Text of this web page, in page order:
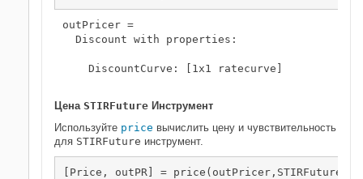
outPricer =
  Discount with properties:
    DiscountCurve: [1x1 ratecurve]
Цена STIRFuture Инструмент
Используйте price вычислить цену и чувствительность
для STIRFuture инструмент.
[Price, outPR] = price(outPricer,STIRFuture,[